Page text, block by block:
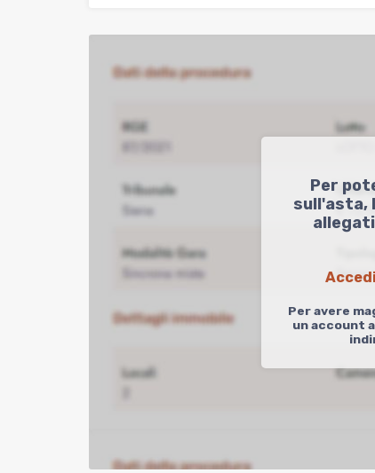
Per
sull'asta,
Accedi
Per avere
un account